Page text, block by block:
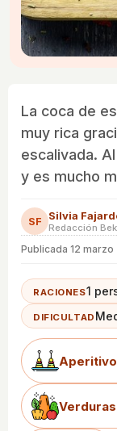
La coca de
muy rica
escalivada.
y es mucho
SF Silvia
Redacción
Publicada 12 marzo
RACIONES1
DIFICULTAD